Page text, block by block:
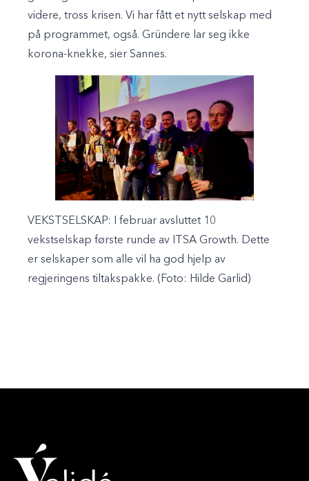
videre, tross krisen. Vi har fått et nytt selskap med
på programmet, også. Gründere lar seg ikke
korona-knekke, sier Sannes.
VEKSTSELSKAP: I februar avsluttet 10
vekstselskap første runde av ITSA Growth. Dette
er selskaper som alle vil ha god hjelp av
regjeringens tiltakspakke. (Foto: Hilde Garlid)